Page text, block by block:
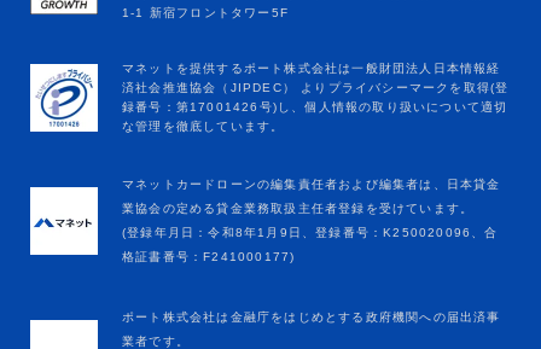
マネットカードローンの編集責任者および編集者は、日本貸金
業協会の定める貸金業務取扱主任者登録を受けています。
(登録年月日：令和8年1月9日、登録番号：K250020096、合
格証書番号：F241000177)
ポート株式会社は金融庁をはじめとする政府機関への届出済事
業者です。